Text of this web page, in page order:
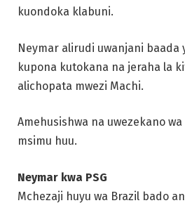
kuondoka klabuni.
Neymar alirudi uwanjani baada
kupona kutokana na jeraha la
alichopata mwezi Machi.
Amehusishwa na uwezekano
msimu huu.
Neymar kwa PSG
Mchezaji huyu wa Brazil bado